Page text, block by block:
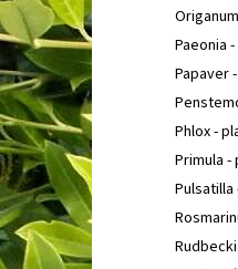
Paeonia
Papaver
Phlox -
Primula -